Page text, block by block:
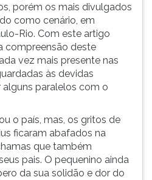
porém os mais divulgados
como cenário, em
Rio. Com este artigo
compreensão deste
vez mais presente nas
às devidas
paralelos com o
o país, mas, os gritos de
ficaram abafados na
que também
pais. O pequenino ainda
da sua solidão e dor do